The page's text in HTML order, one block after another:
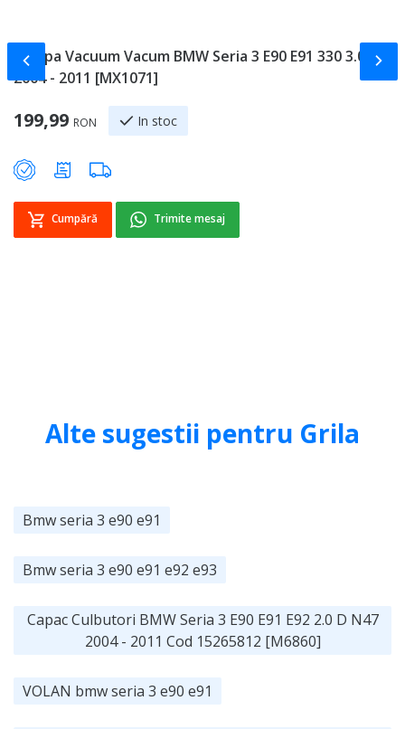
Pompa Vacuum Vacum BMW Seria 3 E90 E91 330 3.0 D
2004 - 2011 [MX1071]
199,99 RON In stoc
Cumpără Trimite mesaj
Slide-ul anterior
Alte sugestii pentru Grila
Bmw seria 3 e90 e91
Bmw seria 3 e90 e91 e92 e93
Capac Culbutori BMW Seria 3 E90 E91 E92 2.0 D N47
2004 - 2011 Cod 15265812 [M6860]
VOLAN bmw seria 3 e90 e91